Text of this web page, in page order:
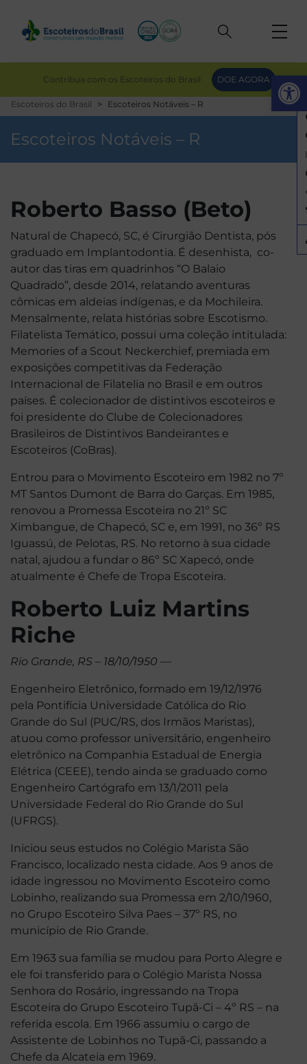
Contribua com os Escoteiros do Brasil DOE AGORA
Escoteiros do Brasil Escoteiros Notáveis – R
Escoteiros Notáveis – R
Roberto Basso (Beto)
Natural de Chapecó, SC, é Cirurgião Dentista, pós
graduado em Implantodontia. É desenhista, co-
autor das tiras em quadrinhos “O Balaio
Quadrado”, desde 2014, relatando aventuras
cômicas em aldeias indígenas, e da Mochileira.
Mensalmente, relata histórias sobre Escotismo.
Filatelista Temático, possui uma coleção intitulada:
Memories of a Scout Neckerchief, premiada em
exposições competitivas da Federação
Internacional de Filatelia no Brasil e em outros
países. É colecionador de distintivos escoteiros e
foi presidente do Clube de Colecionadores
Brasileiros de Distintivos Bandeirantes e
Escoteiros (CoBras).
Entrou para o Movimento Escoteiro em 1982 no 7º
MT Santos Dumont de Barra do Garças. Em 1985,
renovou a Promessa Escoteira no 21º SC
Ximbangue, de Chapecó, SC e, em 1991, no 36º RS
Iguassú, de Pelotas, RS. No retorno à sua cidade
natal, ajudou a fundar o 86º SC Xapecó, onde
atualmente é Chefe de Tropa Escoteira.
Roberto Luiz Martins
Riche
Rio Grande, RS – 18/10/1950 —
Engenheiro Eletrônico, formado em 19/12/1976
pela Pontifícia Universidade Católica do Rio
Grande do Sul (PUC/RS, dos Irmãos Maristas),
atuou como professor universitário, engenheiro
eletrônico na Companhia Estadual de Energia
Elétrica (CEEE), tendo ainda se graduado como
Engenheiro Cartógrafo em 13/1/2011 pela
Universidade Federal do Rio Grande do Sul
(UFRGS).
Iniciou seus estudos no Colégio Marista São
Francisco, localizado nesta cidade. Aos 9 anos de
idade ingressou no Movimento Escoteiro como
Lobinho, realizando sua Promessa em 2/10/1960,
no Grupo Escoteiro Silva Paes – 37º RS, no
município de Rio Grande.
Em 1963 sua família se mudou para Porto Alegre e
ele foi transferido para o Colégio Marista Nossa
Senhora do Rosário, ingressando na Tropa
Escoteira do Grupo Escoteiro Tupã-Ci – 4º RS – na
referida escola. Em 1966 assumiu o cargo de
Assistente de Lobinhos no Tupã-Ci, passando a
Chefe da Alcateia em 1969.